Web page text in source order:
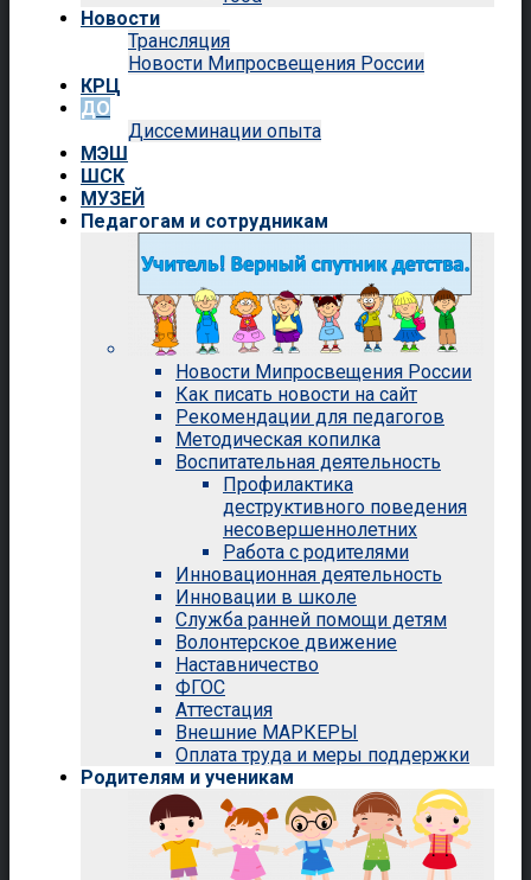
Новости
Трансляция
Новости Мипросвещения России
КРЦ
ДО
Диссеминации опыта
МЭШ
ШСК
МУЗЕЙ
Педагогам и сотрудникам
Новости Мипросвещения России
Как писать новости на сайт
Рекомендации для педагогов
Методическая копилка
Воспитательная деятельность
Профилактика
деструктивного поведения
несовершеннолетних
Работа с родителями
Инновационная деятельность
Инновации в школе
Служба ранней помощи детям
Волонтерское движение
Наставничество
ФГОС
Аттестация
Внешние МАРКЕРЫ
Оплата труда и меры поддержки
Родителям и ученикам